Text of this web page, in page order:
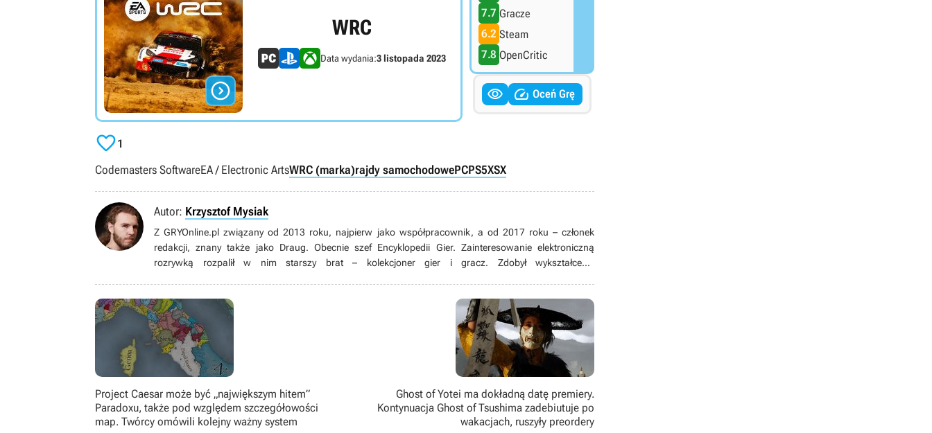

WRC
Data wydania:3 listopada 2023
7.7 Gracze
6.2 Steam
7.8 OpenCritic
  Oceń Grę
1
Codemasters SoftwareEA / Electronic ArtsWRC (marka)rajdy samochodowePCPS5XSX
Autor: Krzysztof Mysiak
Z GRYOnline.pl związany od 2013 roku, najpierw jako współpracownik, a od 2017 roku – członek
redakcji, znany także jako Draug. Obecnie szef Encyklopedii Gier. Zainteresowanie elektroniczną
rozrywką rozpalił w nim starszy brat – kolekcjoner gier i gracz. Zdobył wykształcenie
konwentach, posiadania Subaru Imprezy i wywijania mieczem na firmowym parkingu.
Project Caesar może być „największym hitem”
Paradoxu, także pod względem szczegółowości
map. Twórcy omówili kolejny ważny system
Ghost of Yotei ma dokładną datę premiery.
Kontynuacja Ghost of Tsushima zadebiutuje po
wakacjach, ruszyły preordery